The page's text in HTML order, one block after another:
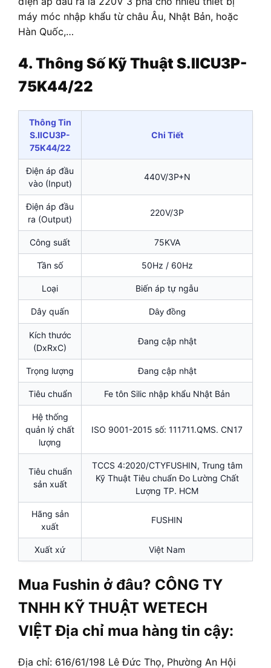
máy móc nhập khẩu từ châu Âu, Nhật Bản, hoặc
Hàn Quốc,…
4. Thông Số Kỹ Thuật S.IICU3P-
75K44/22
Thông Tin
S.IICU3P-
75K44/22
Chi Tiết
Điện áp đầu
vào (Input)
440V/3P+N
Điện áp đầu
ra (Output)
220V/3P
Công suất 75KVA
Tần số 50Hz / 60Hz
Loại Biến áp tự ngẫu
Dây quấn Dây đồng
Kích thước
(DxRxC)
Đang cập nhật
Trọng lượng Đang cập nhật
Tiêu chuẩn Fe tôn Silic nhập khẩu Nhật Bản
Hệ thống
quản lý chất
lượng
ISO 9001-2015 số: 111711.QMS. CN17
Tiêu chuẩn
sản xuất
TCCS 4:2020/CTYFUSHIN, Trung tâm
Kỹ Thuật Tiêu chuẩn Đo Lường Chất
Lượng TP. HCM
Hãng sản
xuất
FUSHIN
Xuất xứ Việt Nam
Mua Fushin ở đâu? CÔNG TY
TNHH KỸ THUẬT WETECH
VIỆT Địa chỉ mua hàng tin cậy:
Địa chỉ: 616/61/198 Lê Đức Thọ, Phường An Hội